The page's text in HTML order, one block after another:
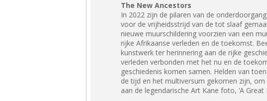
The New Ancestors
In 2022 zijn de pilaren van de
voor de vrijheidsstrijd van de tot slaaf
nieuwe muurschildering voorzien van een
rijke Afrikaanse verleden en de toekomst.
kunstwerk ter herinnering aan de rijke
verleden verbonden met het nu en de
geschiedenis komen samen. Helden van
de tijd en het multiversum gekomen zijn,
aan de legendarische Art Kane foto, ‘A